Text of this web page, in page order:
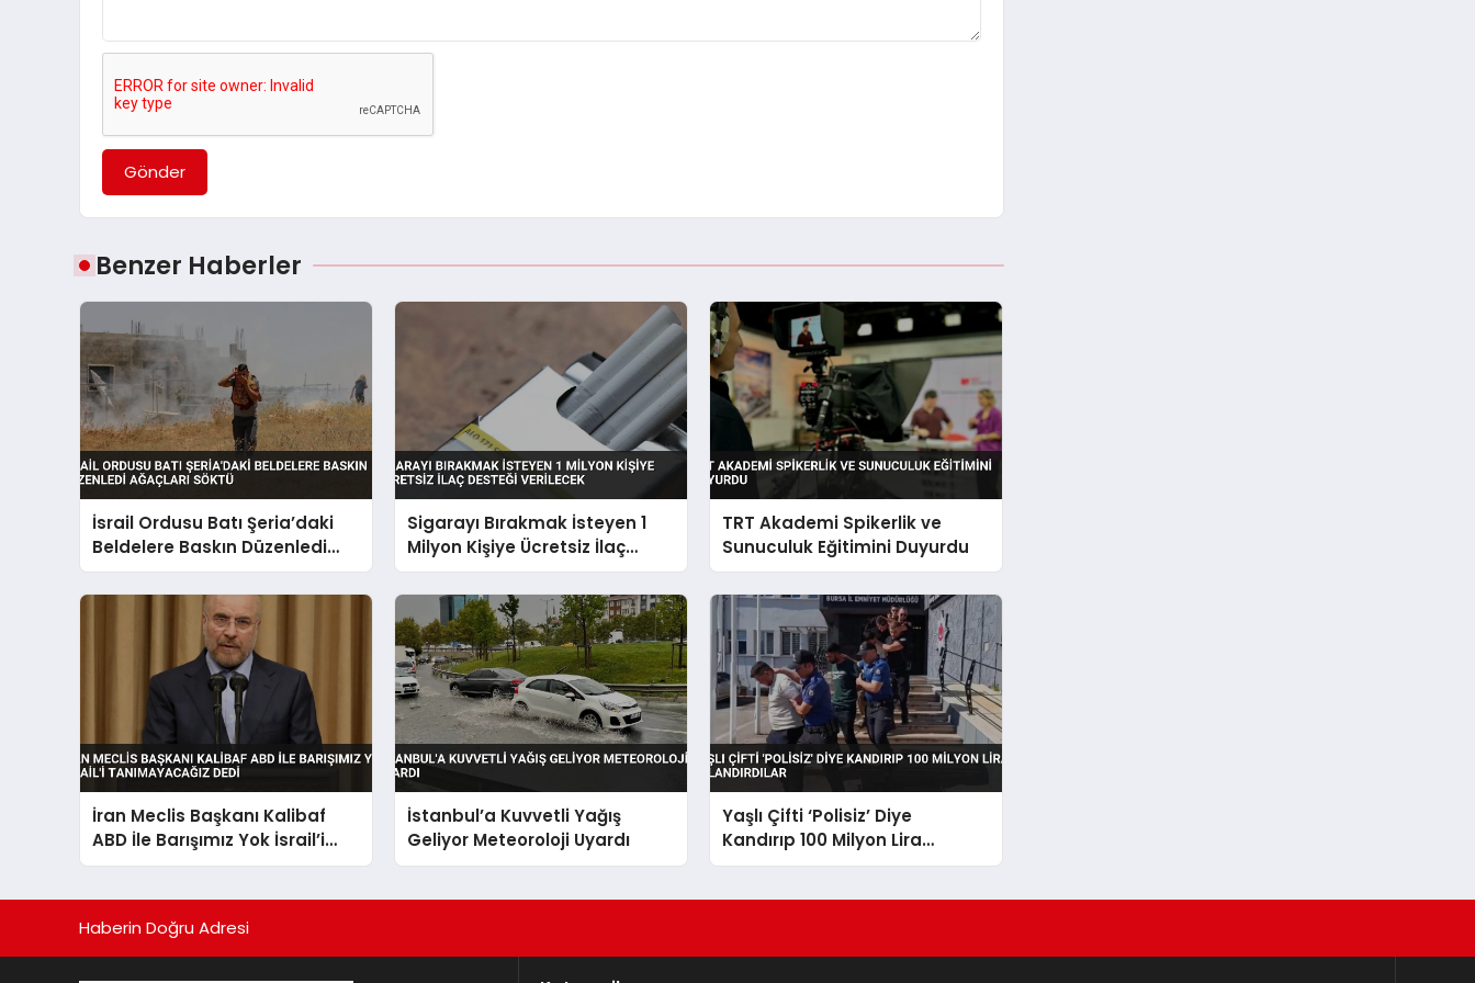
Gönder
Benzer Haberler
İsrail Ordusu Batı Şeria’daki
Beldelere Baskın Düzenledi
Ağaçları Söktü
Sigarayı Bırakmak İsteyen 1
Milyon Kişiye Ücretsiz İlaç
Desteği Verilecek
TRT Akademi Spikerlik ve
Sunuculuk Eğitimini Duyurdu
İran Meclis Başkanı Kalibaf
ABD İle Barışımız Yok İsrail’i
Tanımayacağız Dedi
İstanbul’a Kuvvetli Yağış
Geliyor Meteoroloji Uyardı
Yaşlı Çifti ‘Polisiz’ Diye
Kandırıp 100 Milyon Lira
Dolandırdılar
Haberin Doğru Adresi